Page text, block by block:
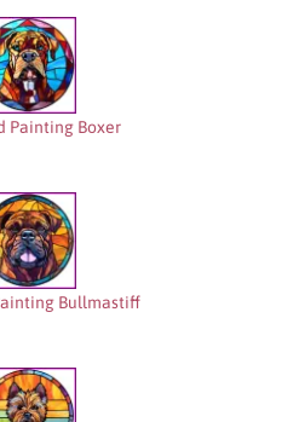
Painting Boxer
Bullmastiff